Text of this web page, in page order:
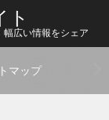
ト
幅広い情報をシェア
マップ